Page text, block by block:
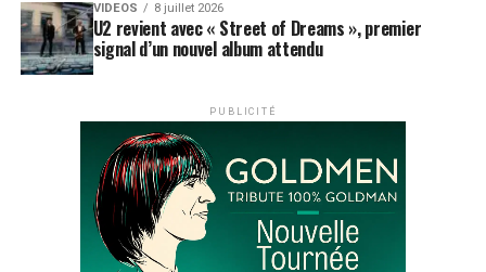
VIDEOS 8 juillet 2026
U2 revient avec « Street of Dreams », premier
signal d’un nouvel album attendu
PUBLICITÉ